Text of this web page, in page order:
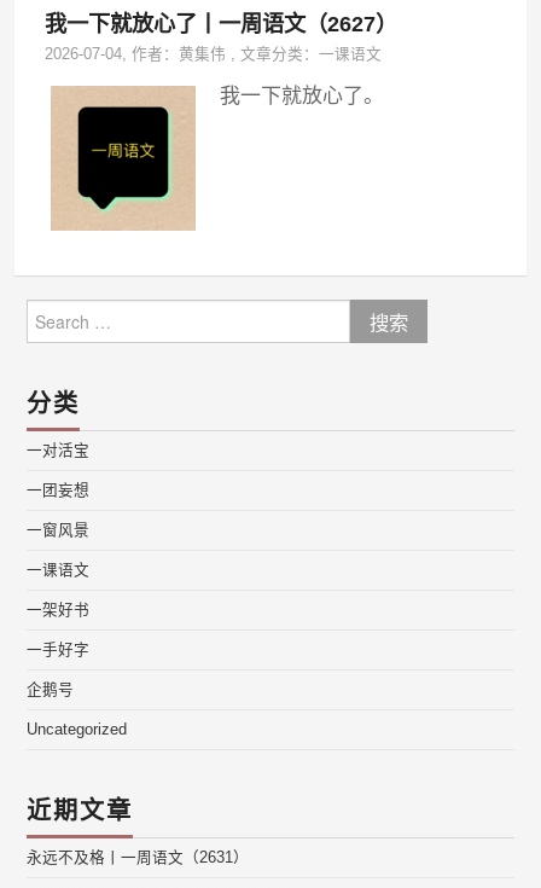
我一下就放心了丨一周语文（2627）
2026-07-04, 作者：黄集伟 ,文章分类：一课语文
我一下就放心了。
for:
分类
一对活宝
一团妄想
一窗风景
一课语文
一架好书
一手好字
企鹅号
Uncategorized
近期文章
永远不及格丨一周语文（2631）